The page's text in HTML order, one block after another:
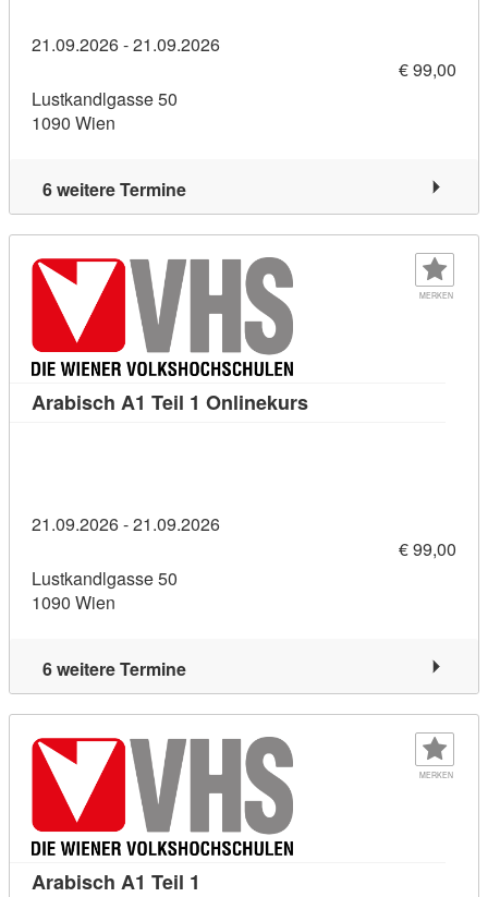
21.09.2026 - 21.09.2026
€ 99,00
Lustkandlgasse 50
1090 Wien
6 weitere Termine
MERKEN
Arabisch A1 Teil 1 OnlinekursKursdetail: Arabisch
21.09.2026 - 21.09.2026
€ 99,00
Lustkandlgasse 50
1090 Wien
6 weitere Termine
MERKEN
Arabisch A1 Teil 1